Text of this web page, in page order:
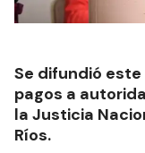
Se difundió
pagos a
la Justicia
Ríos.